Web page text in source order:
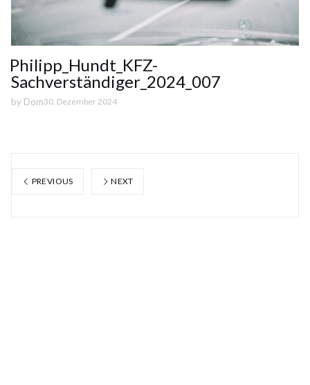
Philipp_Hundt_KFZ-
Sachverständiger_2024_007
by Dom30. Dezember 2024
PREVIOUS NEXT